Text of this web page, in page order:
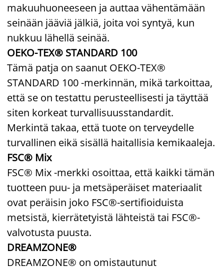
makuuhuoneeseen ja auttaa vähentämään
seinään jääviä jälkiä, joita voi syntyä, kun
nukkuu lähellä seinää.
OEKO-TEX® STANDARD 100
Tämä patja on saanut OEKO-TEX®
STANDARD 100 -merkinnän, mikä tarkoittaa,
että se on testattu perusteellisesti ja täyttää
siten korkeat turvallisuusstandardit.
Merkintä takaa, että tuote on terveydelle
turvallinen eikä sisällä haitallisia kemikaaleja.
FSC® Mix
FSC® Mix -merkki osoittaa, että kaikki tämän
tuotteen puu- ja metsäperäiset materiaalit
ovat peräisin joko FSC®-sertifioiduista
metsistä, kierrätetyistä lähteistä tai FSC®-
valvotusta puusta.
DREAMZONE®
DREAMZONE® on omistautunut